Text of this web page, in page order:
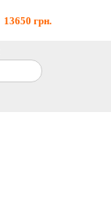
13650 грн.